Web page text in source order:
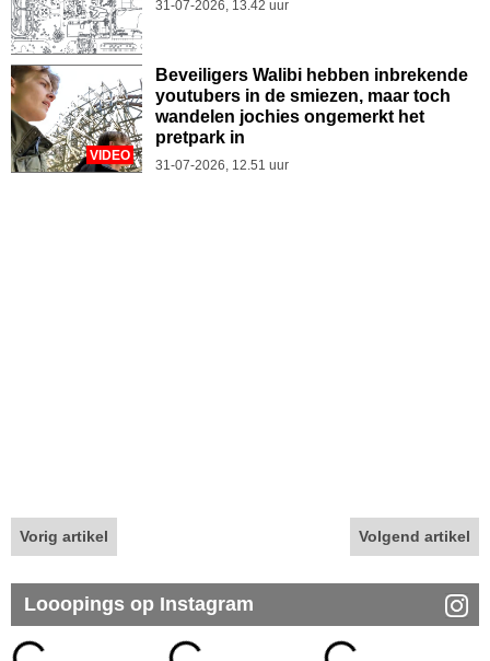
31-07-2026, 13.42 uur
VIDEO
Beveiligers Walibi hebben inbrekende
youtubers in de smiezen, maar toch
wandelen jochies ongemerkt het
pretpark in
31-07-2026, 12.51 uur
Vorig artikel Volgend artikel
Looopings op Instagram